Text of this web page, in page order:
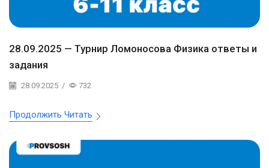
28.09.2025 — Турнир Ломоносова Физика ответы и
задания
28.09.2025 / 732
Продолжить Читать